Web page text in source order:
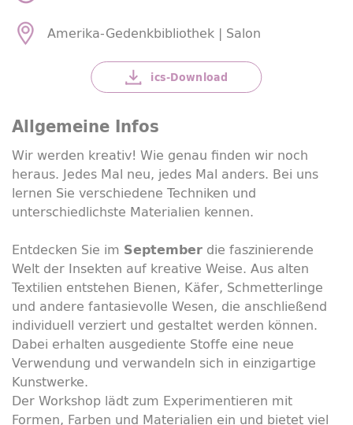
ics-Download
Amerika-Gedenkbibliothek | Salon
Allgemeine Infos
Wir werden kreativ! Wie genau finden wir noch
heraus. Jedes Mal neu, jedes Mal anders. Bei uns
lernen Sie verschiedene Techniken und
unterschiedlichste Materialien kennen.
Entdecken Sie im September die faszinierende
Welt der Insekten auf kreative Weise. Aus alten
Textilien entstehen Bienen, Käfer, Schmetterlinge
und andere fantasievolle Wesen, die anschließend
individuell verziert und gestaltet werden können.
Dabei erhalten ausgediente Stoffe eine neue
Verwendung und verwandeln sich in einzigartige
Kunstwerke.
DerWorkshop lädt zum Experimentieren mit
Formen, Farben und Materialien ein und bietet viel